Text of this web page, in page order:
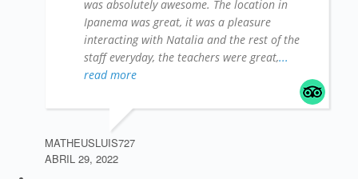
was absolutely awesome. The location in
Ipanema was great, it was a pleasure
interacting with Natalia and the rest of the
staff everyday, the teachers were great,...
read more
MATHEUSLUIS727
ABRIL 29, 2022